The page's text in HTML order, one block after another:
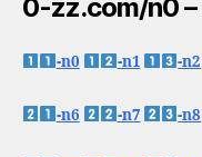
0-zz.com/n0
-n0 -n1 -n2
-n6 -n7 -n8